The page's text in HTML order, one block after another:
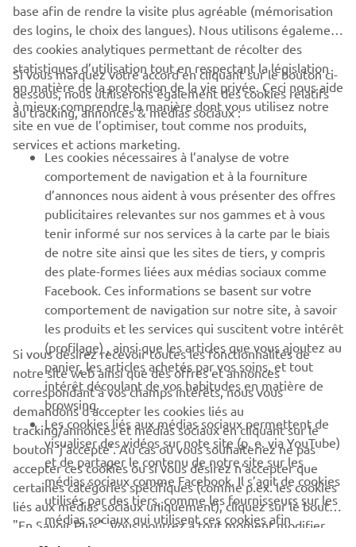
CORPORATE
BUSINESS
PLUS DE YAMAHA
SOUTIEN
BULLETIN
Soyez le premier à connaître les dernières offres, les événements
spéciaux, les nouveautés et bien plus encore
S'ABONNER
Lisez notre politique de confidentialité pour savoir comment
nous traitons vos données personnelles :Politique de
Confidentialité
Luxemburg (French)
base afin de rendre la visite plus agréable (mémorisation
des logins, le choix des langues). Nous utilisons également
des cookies analytiques permettant de récolter des
statistiques d’utilisation tout en respectant la législation
en matière de la protection de la vie privée. Ceci nous aide
à mieux comprendre la manière dont vous utilisez notre
site en vue de l’optimiser, tout comme nos produits,
services et actions marketing.
Si vous marquez votre accord en cliquant sur le bouton ci-
dessous, nous utiliserons également des cookies relatifs
au tracking, annonces & médias sociaux :
Les cookies nécessaires à l’analyse de votre
comportement de navigation et à la fourniture
d’annonces nous aident à vous présenter des offres
publicitaires relevantes sur nos gammes et à vous
tenir informé sur nos services à la carte par le biais
de notre site ainsi que les sites de tiers, y compris
des plate-formes liées aux médias sociaux comme
Facebook. Ces informations se basent sur votre
comportement de navigation sur notre site, à savoir
les produits et les services qui suscitent votre intérêt
(profilage) , ainsi que les articles que vous ajoutez au
panier, les articles achetés par vos soins, et tout
intérêt découlant de vos habitudes en matière de
browsing.
Les cookies liés aux médias sociaux permettent de
visualiser des vidéos sur note site (p. e. via YouTube)
et de partager le contenu de notre site sur les
médias sociaux comme Facebook. Il s’agit de cookies
utilisés par des tiers, comme les fournisseurs sur les
médias sociaux qui utilisent ces cookies afin
Si vous désirez recevoir toutes les fonctionnalités de
notre site web ainsi que des offres et annonces
correspondant à vos champs intérêts, nous vous
demandons d’accepter les cookies liés au
tracking/annonces et médias sociaux en cliquant sur le
bouton ‘j’accepte’. Au cas où vous souhaiteriez ne pas
accepter ces cookies ou si vous désirez n’accepter que
certaines catégories spécifiques (comme p.ex. les cookies
liés aux médias sociaux uniquement), cliquez sur le bouton
"En Savoir Plus". Vous pourrez à tout moment modifier
ces modalités et/ou annuler votre consentement par le